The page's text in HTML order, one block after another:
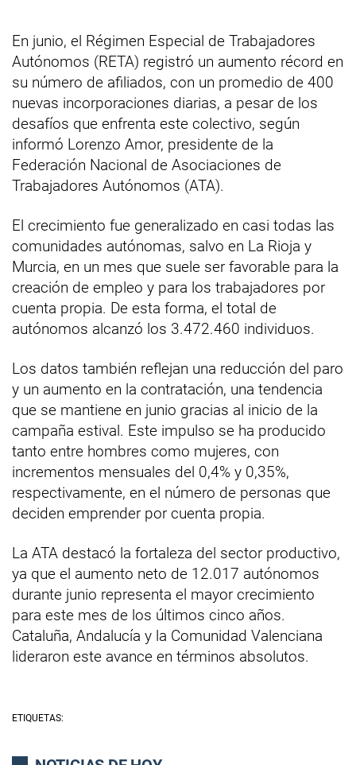
En junio, el Régimen Especial de Trabajadores
Autónomos (RETA) registró un aumento récord en
su número de afiliados, con un promedio de 400
nuevas incorporaciones diarias, a pesar de los
desafíos que enfrenta este colectivo, según
informó Lorenzo Amor, presidente de la
Federación Nacional de Asociaciones de
Trabajadores Autónomos (ATA).
El crecimiento fue generalizado en casi todas las
comunidades autónomas, salvo en La Rioja y
Murcia, en un mes que suele ser favorable para la
creación de empleo y para los trabajadores por
cuenta propia. De esta forma, el total de
autónomos alcanzó los 3.472.460 individuos.
Los datos también reflejan una reducción del paro
y un aumento en la contratación, una tendencia
que se mantiene en junio gracias al inicio de la
campaña estival. Este impulso se ha producido
tanto entre hombres como mujeres, con
incrementos mensuales del 0,4% y 0,35%,
respectivamente, en el número de personas que
deciden emprender por cuenta propia.
La ATA destacó la fortaleza del sector productivo,
ya que el aumento neto de 12.017 autónomos
durante junio representa el mayor crecimiento
para este mes de los últimos cinco años.
Cataluña, Andalucía y la Comunidad Valenciana
lideraron este avance en términos absolutos.
ETIQUETAS: